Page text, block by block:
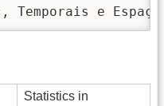
Temporais e
Statistics in